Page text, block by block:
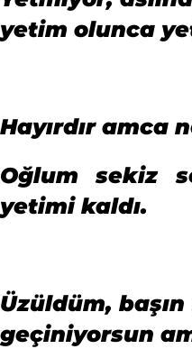
yetim olunca
Hayırdır amca
Oğlum sekiz
yetimi kaldı.
Üzüldüm,
geçiniyorsun